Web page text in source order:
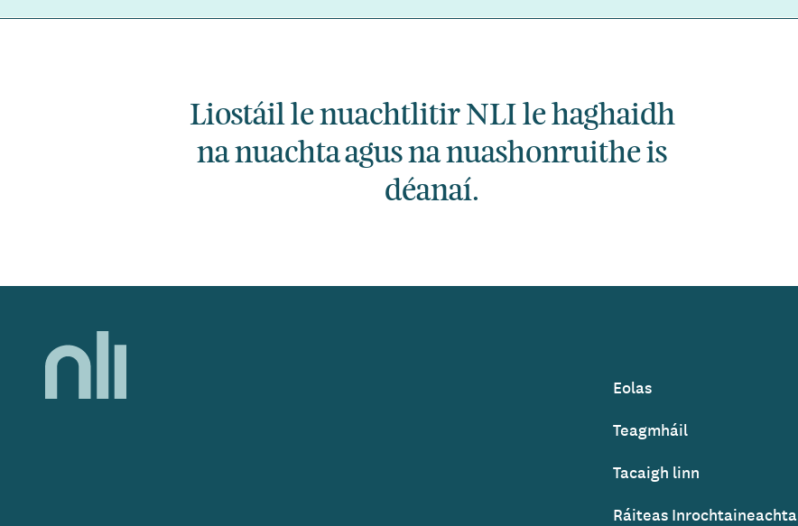
Liostáil le nuachtlitir NLI le haghaidh
na nuachta agus na nuashonruithe is
déanaí.
Home,
National
of
Footer
Eolas
Teagmháil
Tacaigh linn
Ráiteas Inrochtaineachta